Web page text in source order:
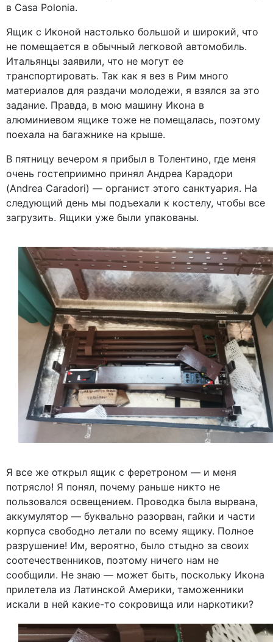
в Casa Polonia.
Ящик с Иконой настолько большой и широкий, что
не помещается в обычный легковой автомобиль.
Итальянцы заявили, что не могут ее
транспортировать. Так как я вез в Рим много
материалов для раздачи молодежи, я взялся за это
задание. Правда, в мою машину Икона в
алюминиевом ящике тоже не помещалась, поэтому
поехала на багажнике на крыше.
В пятницу вечером я прибыл в Толентино, где меня
очень гостеприимно принял Андреа Карадори
(Andrea Caradori) — органист этого санктуария. На
следующий день мы подъехали к костелу, чтобы все
загрузить. Ящики уже были упакованы.
Я все же открыл ящик с феретроном — и меня
потрясло! Я понял, почему раньше никто не
пользовался освещением. Проводка была вырвана,
аккумулятор — буквально разорван, гайки и части
корпуса свободно летали по всему ящику. Полное
разрушение! Им, вероятно, было стыдно за своих
соотечественников, поэтому ничего нам не
сообщили. Не знаю — может быть, поскольку Икона
прилетела из Латинской Америки, таможенники
искали в ней какие-то сокровища или наркотики?